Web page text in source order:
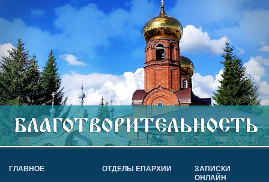
ГЛАВНОЕ ОТДЕЛЫ ЕПАРХИИ
ЗАПИСКИ
ОНЛАЙН